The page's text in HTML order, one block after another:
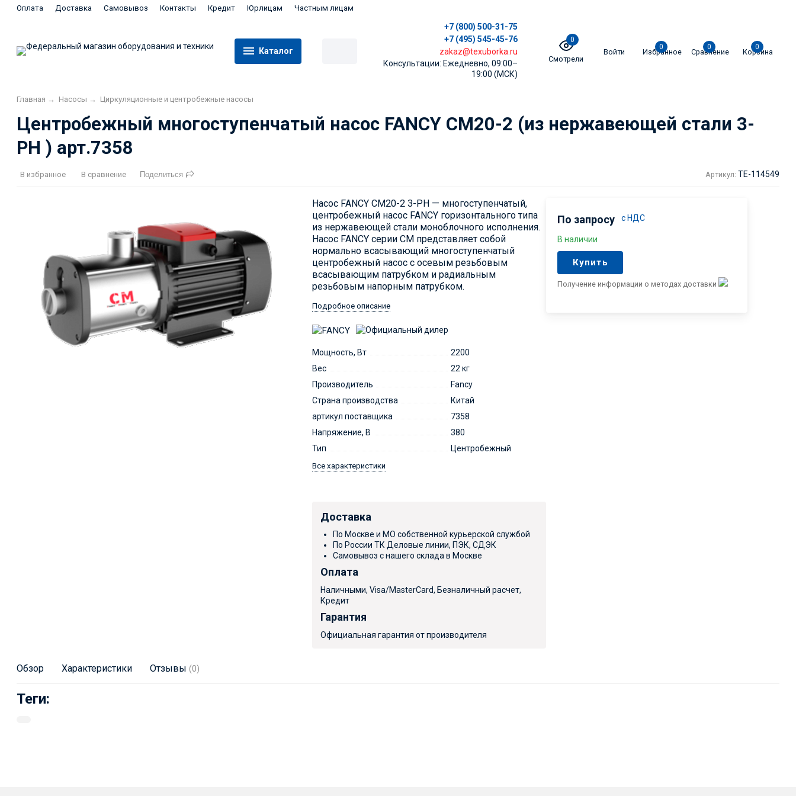
Оплата Доставка Самовывоз Контакты Кредит Юрлицам Частным лицам
Каталог
+7 (800) 500-31-75
+7 (495) 545-45-76
zakaz@texuborka.ru
Консультации: Ежедневно, 09:00–
19:00 (МСК)
0
Смотрели
Войти
0
Избранное
0
Сравнение
0
Корзина
Главная → Насосы → Циркуляционные и центробежные насосы
Центробежный многоступенчатый насос FANCY CM20-2 (из нержавеющей стали 3-
PH ) арт.7358
В избранное В сравнение Поделиться Артикул: TE-114549
Насос FANCY CM20-2 3-PH — многоступенчатый,
центробежный насос FANCY горизонтального типа
из нержавеющей стали моноблочного исполнения.
Насос FANCY серии CM представляет собой
нормально всасывающий многоступенчатый
центробежный насос с осевым резьбовым
всасывающим патрубком и радиальным
резьбовым напорным патрубком.
Подробное описание
Мощность, Вт
2200
Вес
22 кг
Производитель
Fancy
Страна производства
Китай
артикул поставщика
7358
Напряжение, В
380
Тип
Центробежный
Все характеристики
По запросу с НДС
В наличии
Купить
Получение информации о методах доставки
Доставка
По Москве и МО собственной курьерской службой
По России ТК Деловые линии, ПЭК, СДЭК
Самовывоз с нашего склада в Москве
Оплата
Наличными, Visa/MasterCard, Безналичный расчет,
Кредит
Гарантия
Официальная гарантия от производителя
Обзор Характеристики Отзывы (0)
Теги: